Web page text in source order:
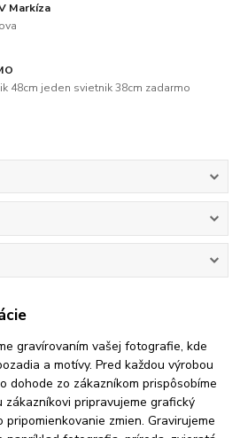
Markíza
48cm jeden svietnik 38cm zadarmo
gravírovaním vašej fotografie, kde
a motívy. Pred každou výrobou
dohode zo zákazníkom prispôsobíme
zákazníkovi pripravujeme grafický
zmien. Gravirujeme